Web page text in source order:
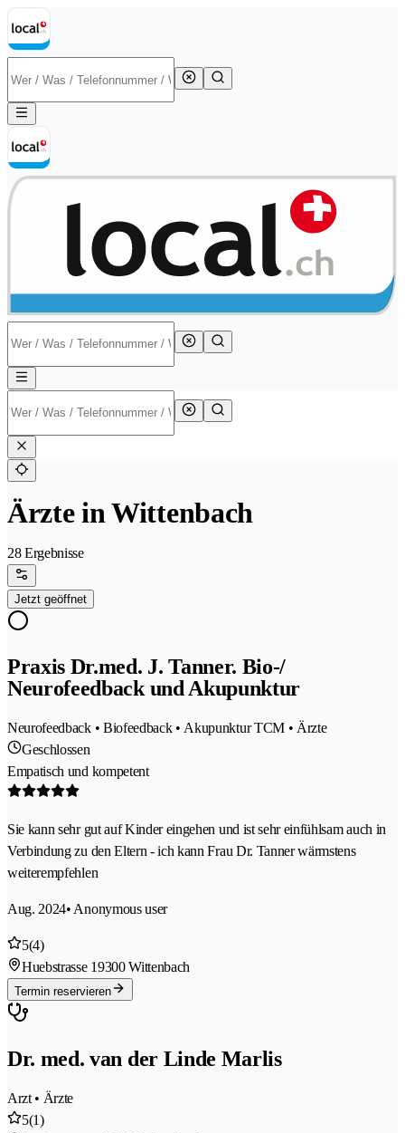
Ärzte in Wittenbach
28 Ergebnisse
Jetzt geöffnet
Praxis Dr.med. J. Tanner. Bio-/
Neurofeedback und Akupunktur
Neurofeedback • Biofeedback • Akupunktur TCM • Ärzte
Geschlossen
Empatisch und kompetent
Sie kann sehr gut auf Kinder eingehen und ist sehr einfühlsam auch in
Verbindung zu den Eltern - ich kann Frau Dr. Tanner wärmstens
weiterempfehlen
Aug. 2024• Anonymous user
5(4)
Huebstrasse 19300 Wittenbach
Termin reservieren
Dr. med. van der Linde Marlis
Arzt • Ärzte
5(1)